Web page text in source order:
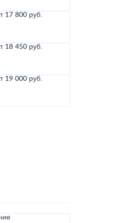
17 800 руб.
18 450 руб.
19 000 руб.